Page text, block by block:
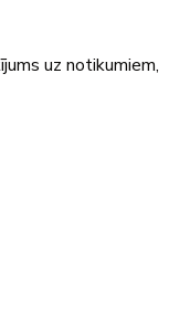
uz notikumiem,